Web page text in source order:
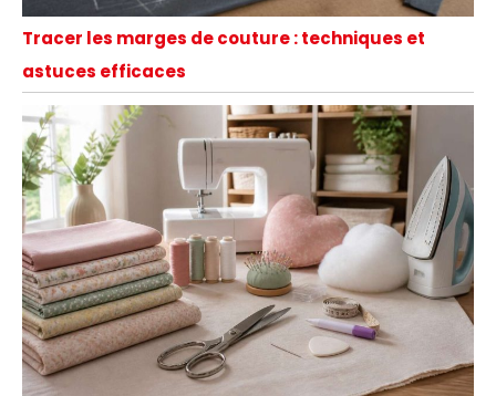
Tracer les marges de couture : techniques et
astuces efficaces